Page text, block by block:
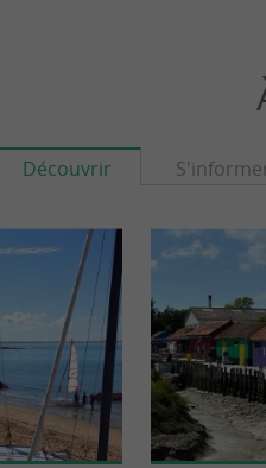
Découvrir